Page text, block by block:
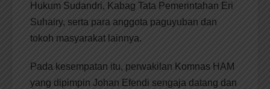
Hukum Sudandri, Kabag Tata Pemerintahan Eri
Suhairy, serta para anggota paguyuban dan
tokoh masyarakat lainnya.
Pada kesempatan itu, perwakilan Komnas HAM
yang dipimpin Johan Efendi sengaja datang dan